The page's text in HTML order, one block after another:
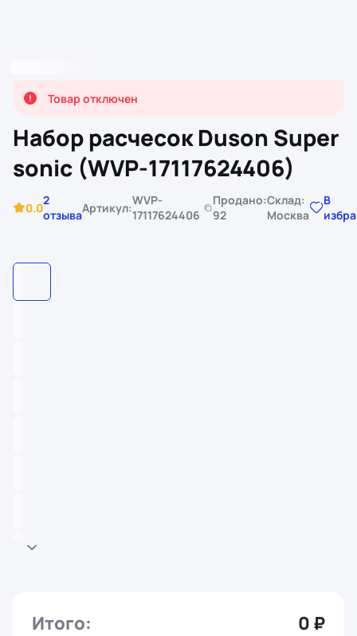
Товар отключен
Набор расчесок Duson Super
sonic (WVP-17117624406)
0.02
отзываАртикул:WVP-
17117624406
Продано:
92
Склад:
Москва
В
Итого: 0 ₽